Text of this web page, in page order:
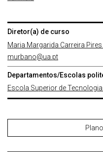
Diretor(a) de curso
Maria Margarida Carreira
murbano@ua.pt
Departamentos/Escolas
Escola Superior de